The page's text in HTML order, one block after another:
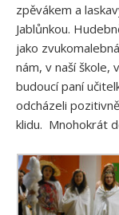
zpěvákem a
Jablůnkou.
jako
nám, v naší škole,
budoucí paní
odcházeli
klidu. Mnohokrát